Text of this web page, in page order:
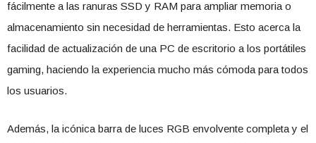
fácilmente a las ranuras SSD y RAM para ampliar memoria o
almacenamiento sin necesidad de herramientas. Esto acerca la
facilidad de actualización de una PC de escritorio a los portátiles
gaming, haciendo la experiencia mucho más cómoda para todos
los usuarios.
Además, la icónica barra de luces RGB envolvente completa y el